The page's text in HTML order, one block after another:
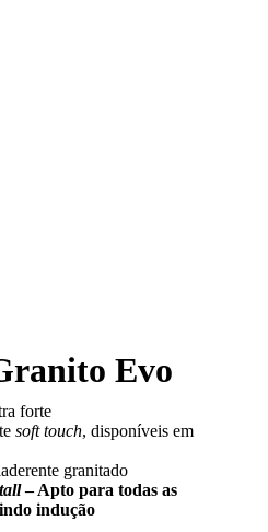
Evo
forte
soft touch, disponíveis em
granitado
– Apto para todas as
indução